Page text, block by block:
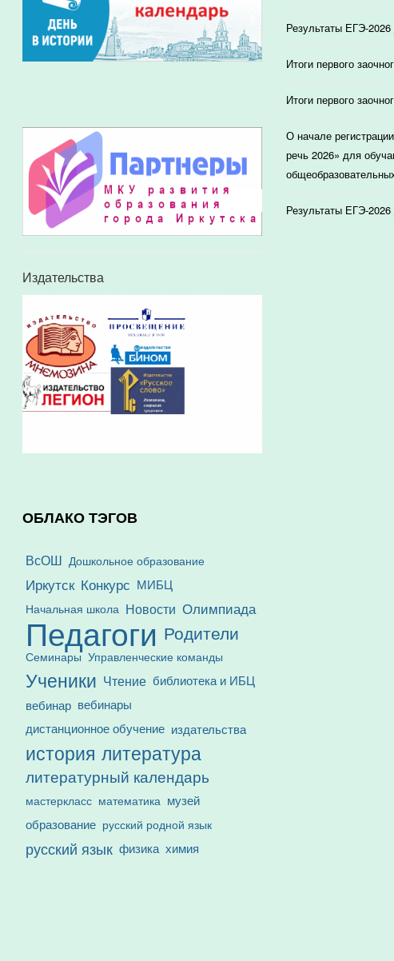
Издательства
ОБЛАКО ТЭГОВ
ВсОШ Дошкольное образование
Иркутск Конкурс МИБЦ
Начальная школа Новости Олимпиада
Педагоги Родители
Семинары Управленческие команды
Ученики Чтение библиотека и ИБЦ
вебинар вебинары
дистанционное обучение издательства
история литература
литературный календарь
мастеркласс математика музей
образование русский родной язык
русский язык физика химия
Результаты ЕГЭ-
Итоги первого
Итоги первого
О начале
речь 2026» для
Результаты ЕГЭ-